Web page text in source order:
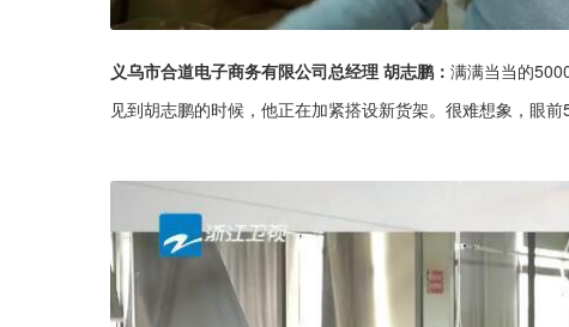
义乌市合道电子商务有限公司总经理 胡志鹏： 满满当当的
见到胡志鹏的时候，他正在加紧搭设新货架。很难想象，眼